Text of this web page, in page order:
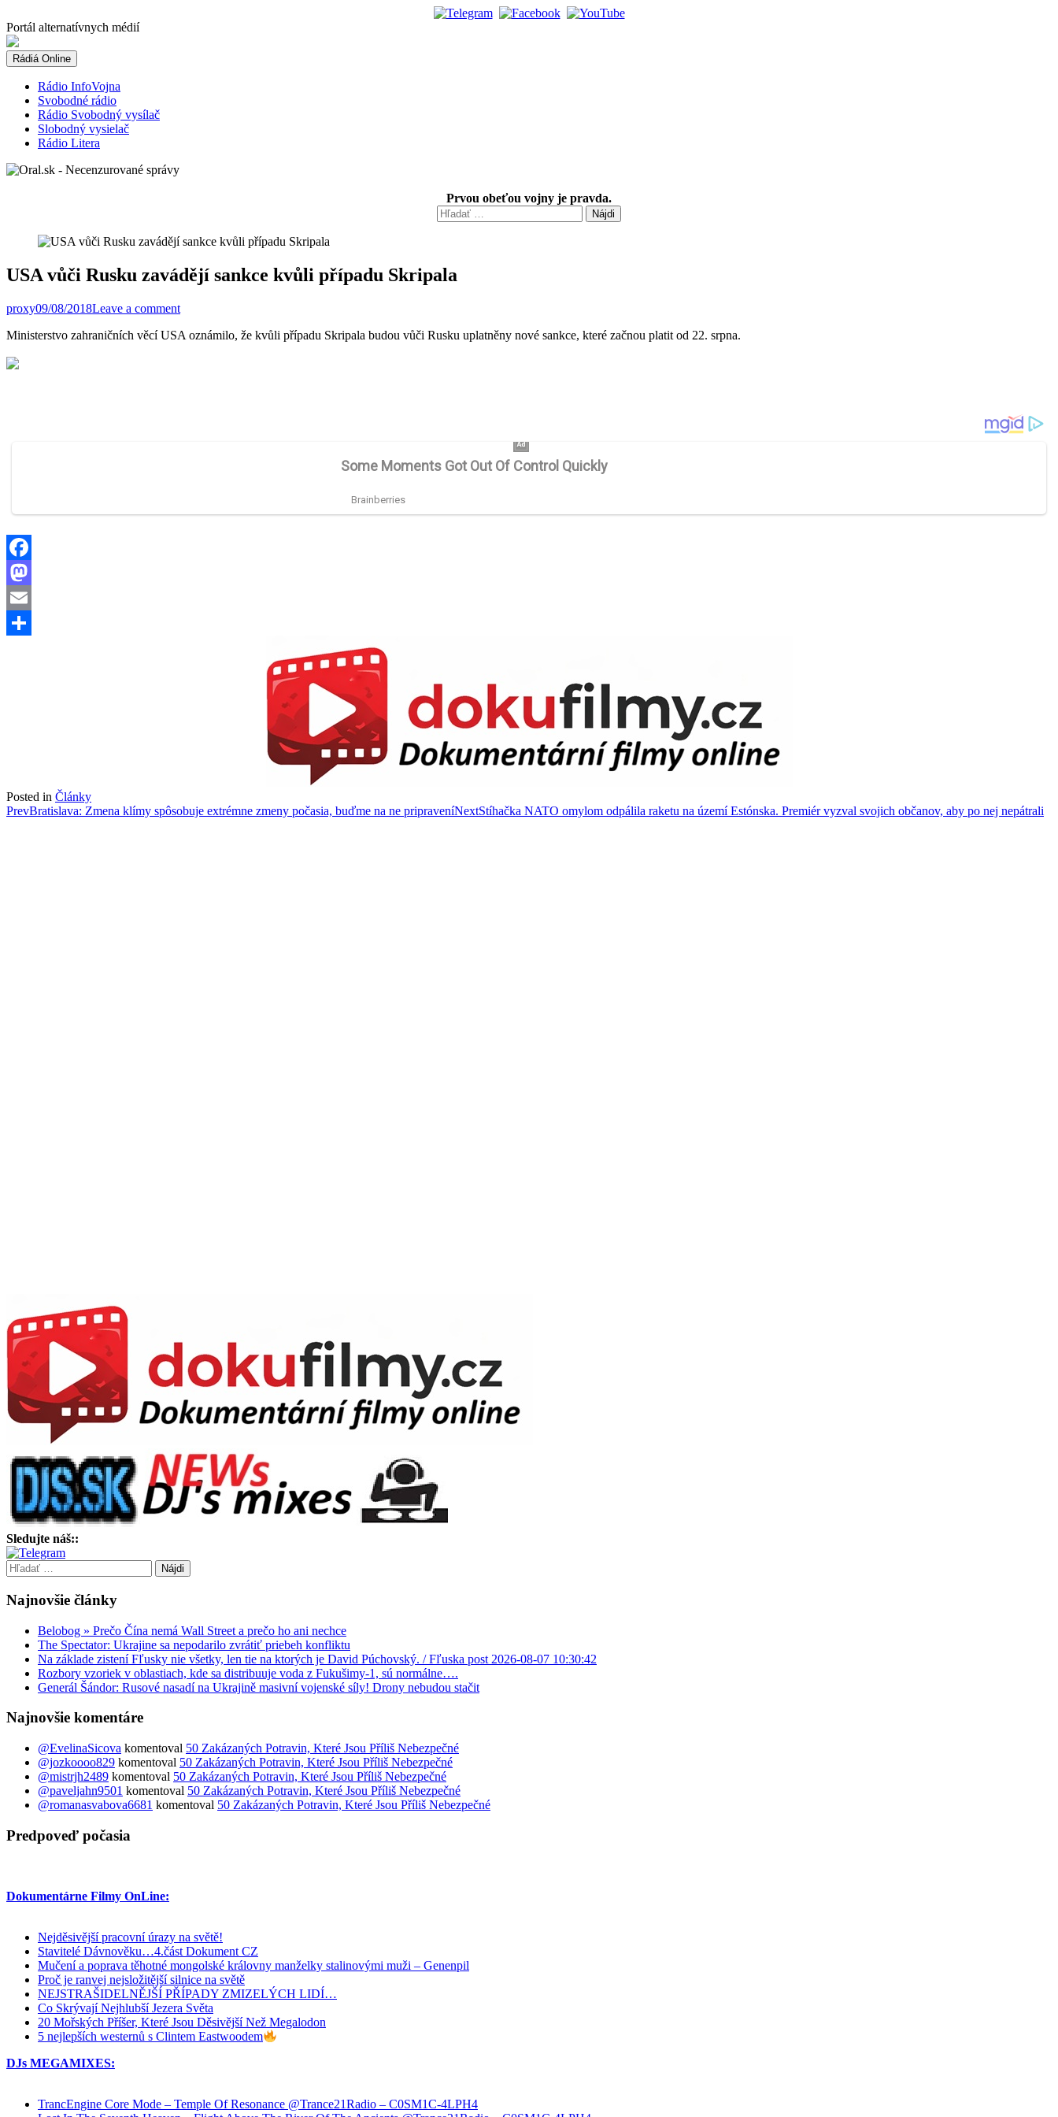
to
content
Portál alternatívnych médií
Rádiá Online
Rádio InfoVojna
Svobodné rádio
Rádio Svobodný vysílač
Slobodný vysielač
Rádio Litera
Prvou obeťou vojny je pravda.
Hľadať:
USA vůči Rusku zavádějí sankce kvůli případu Skripala
proxy09/08/2018Leave a comment
Ministerstvo zahraničních věcí USA oznámilo, že kvůli případu Skripala budou vůči Rusku uplatněny nové sankce, které začnou platit od 22. srpna.
Facebook
Mastodon
Email
Posted in Články
Post
PrevBratislava: Zmena klímy spôsobuje extrémne zmeny počasia, buďme na ne pripraveníNextStíhačka NATO omylom odpálila raketu na území Estónska. Premiér vyzval svojich občanov, aby po nej nepátrali
Sledujte náš::
Hľadať:
Najnovšie články
Belobog » Prečo Čína nemá Wall Street a prečo ho ani nechce
The Spectator: Ukrajine sa nepodarilo zvrátiť priebeh konfliktu
Na základe zistení Fľusky nie všetky, len tie na ktorých je David Púchovský. / Fľuska post 2026-08-07 10:30:42
Rozbory vzoriek v oblastiach, kde sa distribuuje voda z Fukušimy-1, sú normálne….
Generál Šándor: Rusové nasadí na Ukrajině masivní vojenské síly! Drony nebudou stačit
Najnovšie komentáre
@EvelinaSicova komentoval 50 Zakázaných Potravin, Které Jsou Příliš Nebezpečné
@jozkoooo829 komentoval 50 Zakázaných Potravin, Které Jsou Příliš Nebezpečné
@mistrjh2489 komentoval 50 Zakázaných Potravin, Které Jsou Příliš Nebezpečné
@paveljahn9501 komentoval 50 Zakázaných Potravin, Které Jsou Příliš Nebezpečné
@romanasvabova6681 komentoval 50 Zakázaných Potravin, Které Jsou Příliš Nebezpečné
Predpoveď počasia
Dokumentárne Filmy OnLine:
Nejděsivější pracovní úrazy na světě!
Stavitelé Dávnověku…4.část Dokument CZ
Mučení a poprava těhotné mongolské královny manželky stalinovými muži – Genenpil
Proč je ranvej nejsložitější silnice na světě
NEJSTRAŠIDELNĚJŠÍ PŘÍPADY ZMIZELÝCH LIDÍ…
Co Skrývají Nejhlubší Jezera Světa
20 Mořských Příšer, Které Jsou Děsivější Než Megalodon
5 nejlepších westernů s Clintem Eastwoodem
DJs MEGAMIXES:
TrancEngine Core Mode – Temple Of Resonance @Trance21Radio – C0SM1C-4LPH4